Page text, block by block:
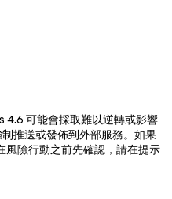
可能會採取難以逆轉或影響
推送或發佈到外部服務。如果
險行動之前先確認，請在提示